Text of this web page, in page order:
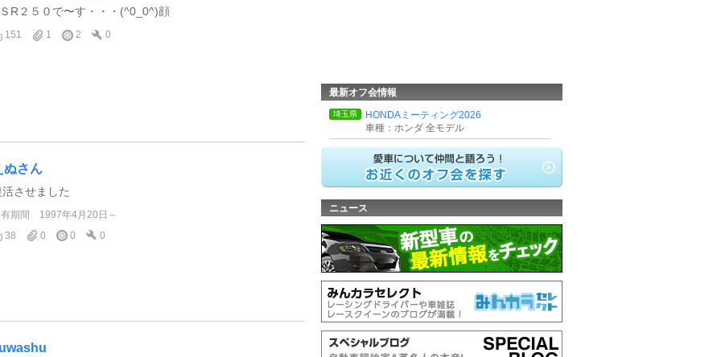
R２５０で〜す・・・(^0_0^)顔
151 1 2 0
ぬさん
活させました
期間
1997年4月20日～
38
0 0 0
最新オフ会情報
埼玉県
HONDAミーティング2026
車種：ホンダ 全モデル
ニュース